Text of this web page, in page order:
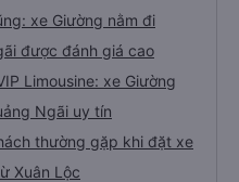
xe Giường nằm đi
được đánh giá cao
Limousine: xe Giường
Ngãi uy tín
thường gặp khi đặt xe
Xuân Lộc